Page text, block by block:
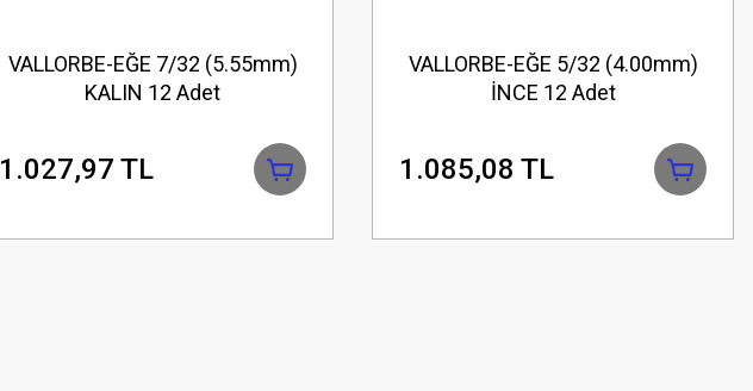
VALLORBE-EĞE 7/32 (5.55mm)
KALIN 12 Adet
1.027,97 TL
VALLORBE-EĞE 5/32 (4.00mm)
İNCE 12 Adet
1.085,08 TL